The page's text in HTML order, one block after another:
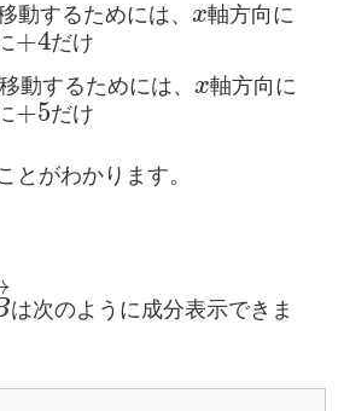
動するためには、 x軸方向に
+4だけ
動するためには、 x軸方向に
+5だけ
とがわかります。
は次のように成分表示できま